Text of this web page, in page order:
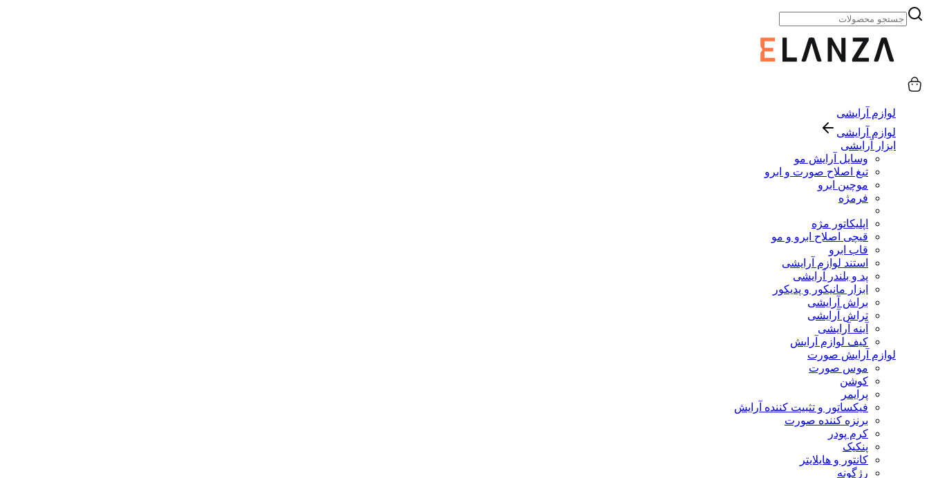
لوازم آرایشی
لوازم آرایشی
ابزار آرایشی
وسایل آرایش مو
تیغ اصلاح صورت و ابرو
موچین ابرو
فرمژه
اپلیکاتور مژه
قیچی اصلاح ابرو و مو
قاب ابرو
استند لوازم آرایشی
پد و بلندر آرایشی
ابزار مانیکور و پدیکور
براش آرایشی
تراش آرایشی
آینه آرایشی
کیف لوازم آرایش
لوازم آرایش صورت
موس صورت
کوشن
پرایمر
فیکساتور و تثبیت کننده آرایش
برنزه کننده صورت
کرم پودر
پنکیک
کانتور و هایلایتر
رژگونه